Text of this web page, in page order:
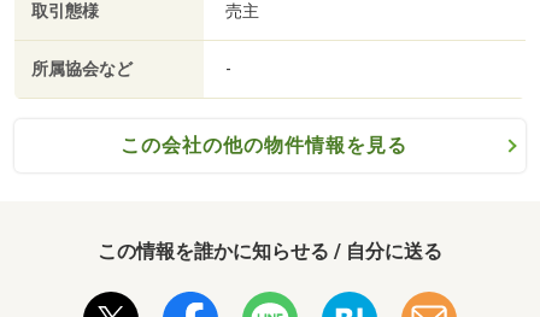
取引態様 売主
所属協会など -
この会社の他の物件情報を見る
この情報を誰かに知らせる / 自分に送る